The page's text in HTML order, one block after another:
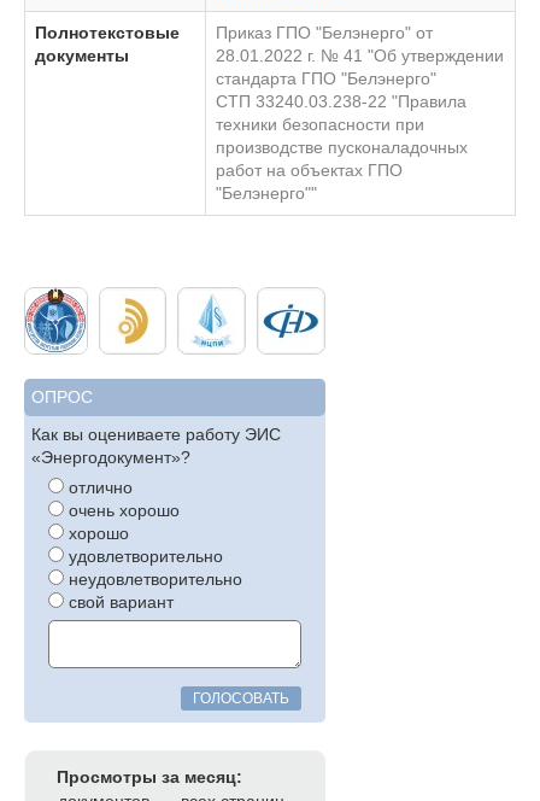
Полнотекстовые
документы
Приказ ГПО "Белэнерго" от
28.01.2022 г. № 41 "Об утверждении
стандарта ГПО "Белэнерго"
СТП 33240.03.238-22 "Правила
техники безопасности при
производстве пусконаладочных
работ на объектах ГПО
"Белэнерго""
ОПРОС
Как вы оцениваете работу ЭИС
«Энергодокумент»?
отлично
очень хорошо
хорошо
удовлетворительно
неудовлетворительно
свой вариант
ГОЛОСОВАТЬ
Просмотры за месяц: